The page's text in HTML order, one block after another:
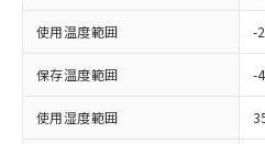
使用温度範囲 -
保存温度範囲 -
使用湿度範囲ご利用条件
対応済み：EU
非含有に対応した製品
対応予定：EU RoHS指
有に対応した製品に切
商品です。